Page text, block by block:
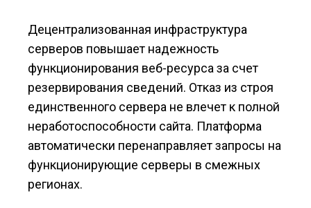
Децентрализованная инфраструктура
серверов повышает надежность
функционирования веб-ресурса за счет
резервирования сведений. Отказ из строя
единственного сервера не влечет к полной
неработоспособности сайта. Платформа
автоматически перенаправляет запросы на
функционирующие серверы в смежных
регионах.